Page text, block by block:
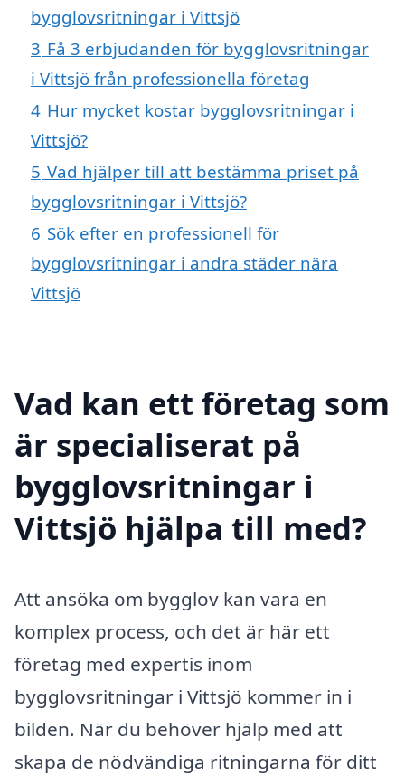
bygglovsritningar i Vittsjö
3 Få 3 erbjudanden för bygglovsritningar
i Vittsjö från professionella företag
4 Hur mycket kostar bygglovsritningar i
Vittsjö?
5 Vad hjälper till att bestämma priset på
bygglovsritningar i Vittsjö?
6 Sök efter en professionell för
bygglovsritningar i andra städer nära
Vittsjö
Vad kan ett företag som
är specialiserat på
bygglovsritningar i
Vittsjö hjälpa till med?
Att ansöka om bygglov kan vara en
komplex process, och det är här ett
företag med expertis inom
bygglovsritningar i Vittsjö kommer in i
bilden. När du behöver hjälp med att
skapa de nödvändiga ritningarna för ditt